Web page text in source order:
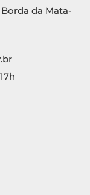
da Mata-